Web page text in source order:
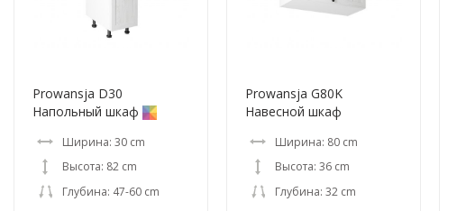
Prowansja D30
Напольный шкаф
Ширина: 30 cm
Высота: 82 cm
Глубина: 47-60 cm
Prowansja G80K
Навесной шкаф
Ширина: 80 cm
Высота: 36 cm
Глубина: 32 cm